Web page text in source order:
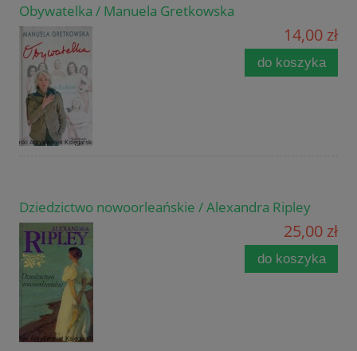
Obywatelka / Manuela Gretkowska
14,00 zł
do koszyka
Dziedzictwo nowoorleańskie / Alexandra Ripley
25,00 zł
do koszyka